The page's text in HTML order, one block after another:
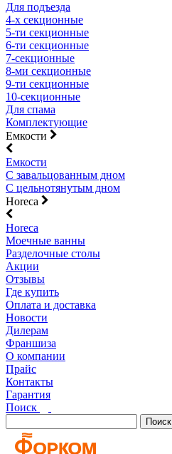
Для подъезда
4-х секционные
5-ти секционные
6-ти секционные
7-секционные
8-ми секционные
9-ти секционные
10-секционные
Для спама
Комплектующие
Емкости
Емкости
С завальцованным дном
С цельнотянутым дном
Horeca
Horeca
Моечные ванны
Разделочные столы
Акции
Отзывы
Где купить
Оплата и доставка
Новости
Дилерам
Франшиза
О компании
Прайс
Контакты
Гарантия
Поиск
Поиск